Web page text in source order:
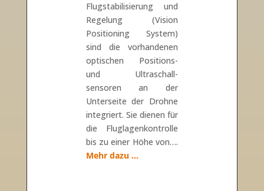
Flugstabilisierung und
Regelung (Vision
Positioning System)
sind die vorhandenen
optischen Positions-
und Ultraschall-
sensoren an der
Unterseite der Drohne
integriert. Sie dienen für
die Fluglagenkontrolle
bis zu einer Höhe von….
Mehr dazu …